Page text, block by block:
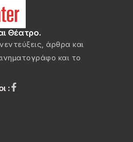
Θέατρο.
άρθρα και
και το
: